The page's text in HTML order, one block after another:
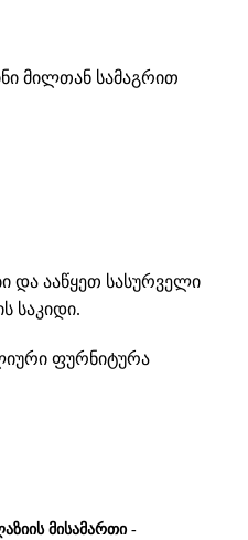
მილთან სამაგრით
და ააწყეთ სასურველი
საკიდი.
ფურნიტურა
მისამართი -